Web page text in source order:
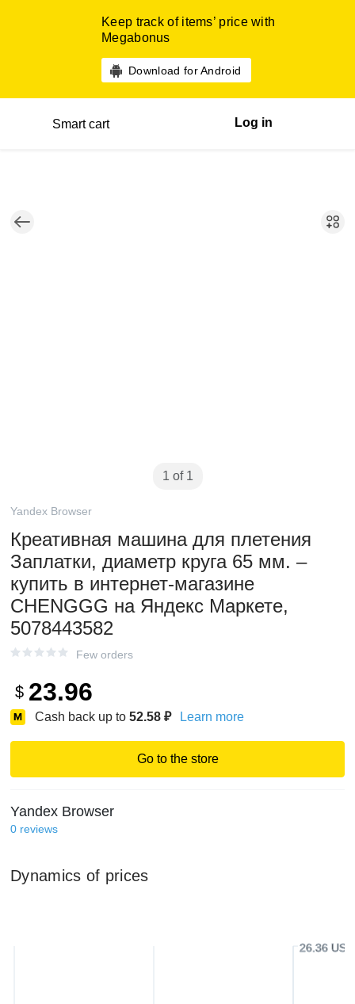
Keep track of items’ price with
Megabonus
Download for Android
Smart cart Log in
1 of 1
Yandex Browser
Креативная машина для плетения
Заплатки, диаметр круга 65 мм. –
купить в интернет-магазине
CHENGGG на Яндекс Маркете,
5078443582
Few orders
$ 23.96
Cash back up to 52.58 ₽ Learn more
Go to the store
Yandex Browser
0 reviews
Dynamics of prices
26.36 USD